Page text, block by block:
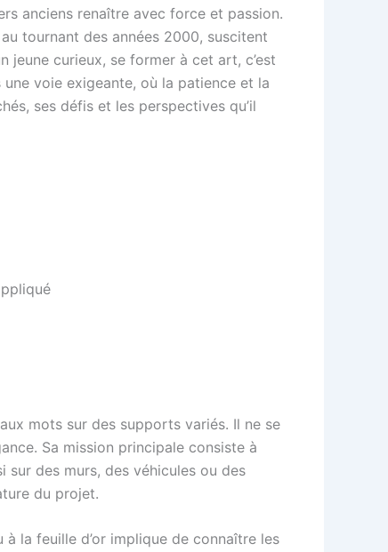
anciens renaître avec force et passion.
tournant des années 2000, suscitent
jeune curieux, se former à cet art, c’est
une voie exigeante, où la patience et la
ses défis et les perspectives qu’il
mots sur des supports variés. Il ne se
Sa mission principale consiste à
sur des murs, des véhicules ou des
du projet.
la feuille d’or implique de connaître les